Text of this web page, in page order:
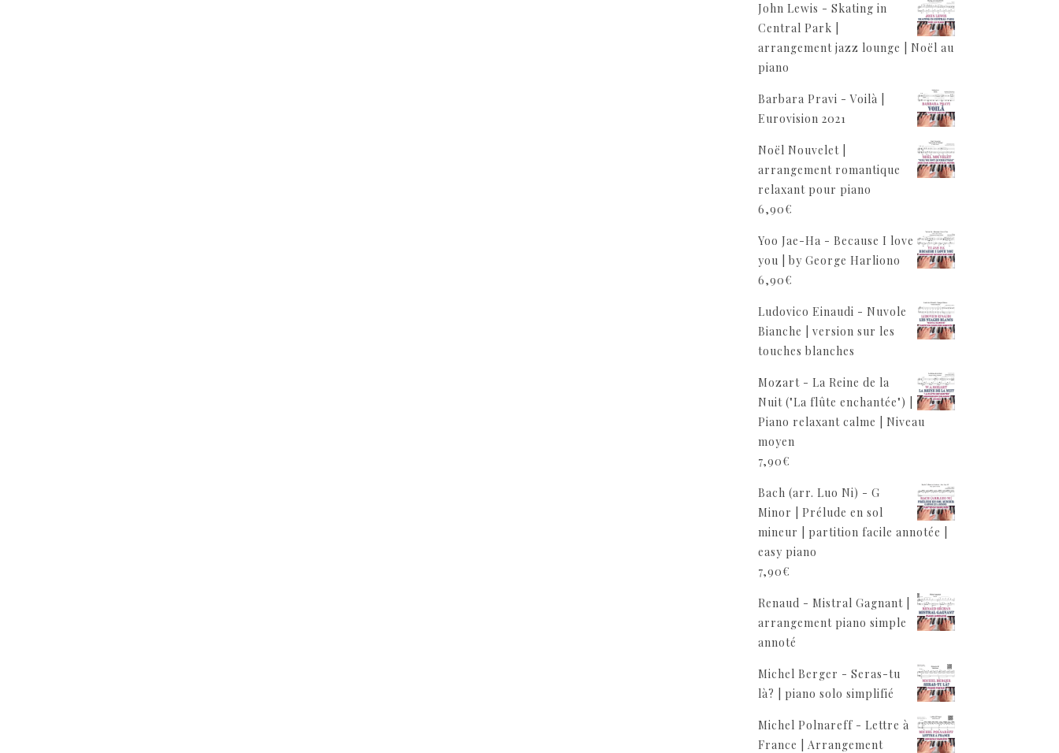
John Lewis - Skating in
Central Park |
arrangement jazz lounge | Noël au
piano
Barbara Pravi - Voilà |
Eurovision 2021
Noël Nouvelet |
arrangement romantique
relaxant pour piano
6,90€
Yoo Jae-Ha - Because I love
you | by George Harliono
6,90€
Ludovico Einaudi - Nuvole
Bianche | version sur les
touches blanches
Mozart - La Reine de la
Nuit ("La flûte enchantée") |
Piano relaxant calme | Niveau
moyen
7,90€
Bach (arr. Luo Ni) - G
Minor | Prélude en sol
mineur | partition facile annotée |
easy piano
7,90€
Renaud - Mistral Gagnant |
arrangement piano simple
annoté
Michel Berger - Seras-tu
là? | piano solo simplifié
Michel Polnareff - Lettre à
France | Arrangement